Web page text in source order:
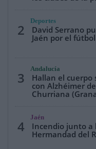
2
Deportes
David Serrano
Jaén por el
3
Andalucía
Hallan el cuerpo
con Alzhéimer
Churriana
4
Jaén
Incendio junto a
Hermandad del